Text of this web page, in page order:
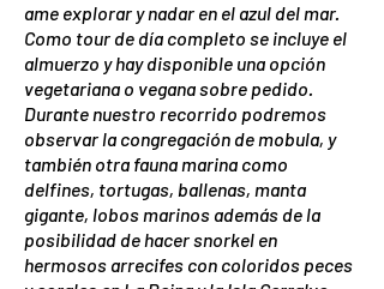
ame explorar y nadar en el azul del mar.
Como tour de día completo se incluye el
almuerzo y hay disponible una opción
vegetariana o vegana sobre pedido.
Durante nuestro recorrido podremos
observar la congregación de mobula, y
también otra fauna marina como
delfines, tortugas, ballenas, manta
gigante, lobos marinos además de la
posibilidad de hacer snorkel en
hermosos arrecifes con coloridos peces